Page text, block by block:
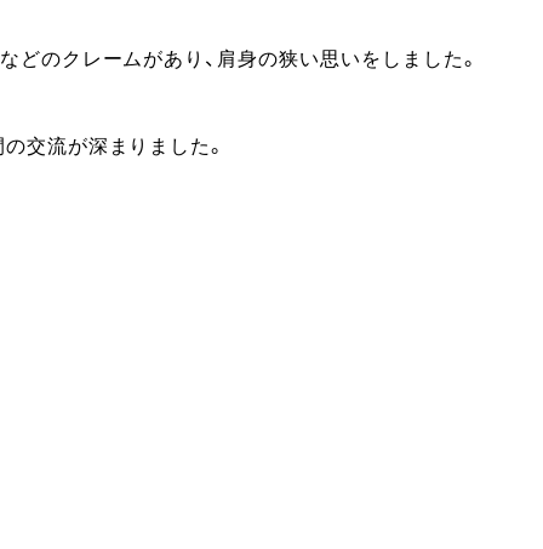
のクレームがあり、肩身の狭い思いをしました。
交流が深まりました。